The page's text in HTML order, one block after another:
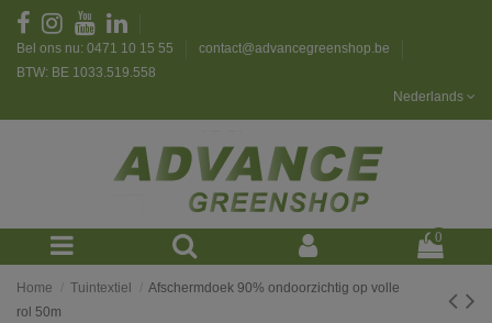
Bel ons nu: 0471 10 15 55
contact@advancegreenshop.be
BTW: BE 1033.519.558
Nederlands
0
Home Tuintextiel
Afschermdoek 90% ondoorzichtig op volle
rol 50m